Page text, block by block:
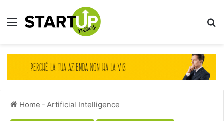
Menu
Home - Artificial Intelligence